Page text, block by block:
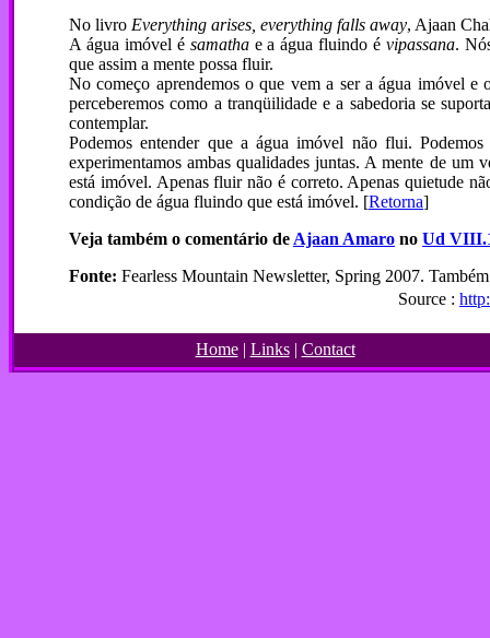
No livro Everything arises, everything falls away, Ajaan
A água imóvel é samathae a água fluindo évipassana.
que assim a mente possa fluir.
No começo aprendemos o que vem a ser a água imóvel
perceberemos como a tranqüilidade e a sabedoria se
contemplar.
Podemos entender que a água imóvel não flui.
experimentamos ambas qualidades juntas. A mente de
está imóvel. Apenas fluir não é correto. Apenas quietude
condição de água fluindo que está imóvel. [Retorna]
Veja também o comentário de Ajaan Amaro no Ud
Fonte: Fearless Mountain Newsletter, Spring 2007.
Source :
Home| Links| Contact